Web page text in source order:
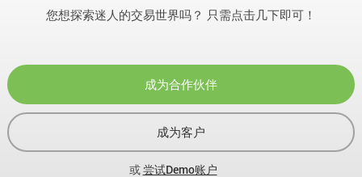
您想探索迷人的交易世界吗？ 只需点击几下即可！
成为合作伙伴
成为客户
或尝试Demo账户